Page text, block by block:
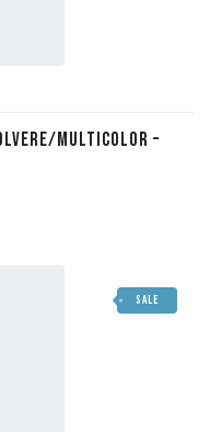
MULTICOLOR –
SALE